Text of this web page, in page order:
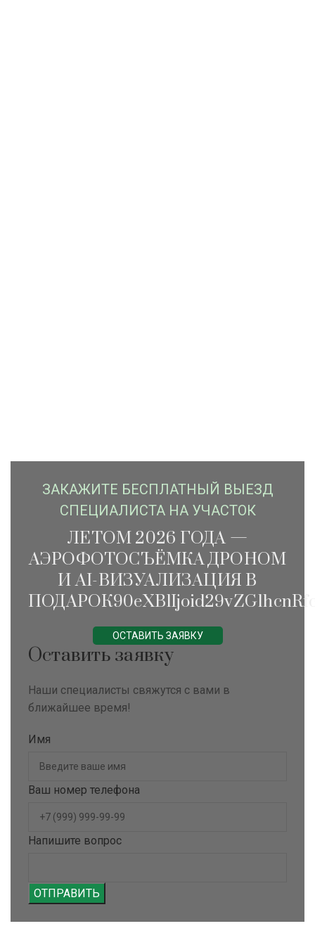
ЗАКАЖИTЕ БЕСПЛАТНЫЙ ВЫЕЗД
СПЕЦИАЛИСТА НА УЧАСТОК
ЛЕТОМ 2026 ГОДА —
АЭРОФОТОСЪЁМКА ДРОНОМ
И AI-ВИЗУАЛИЗАЦИЯ В
ОСТАВИТЬ ЗАЯВКУ
Оставить заявку
Наши специалисты свяжутся с вами в
ближайшее время!
Имя
Ваш номер телефона
Напишите вопрос
ОТПРАВИТЬ